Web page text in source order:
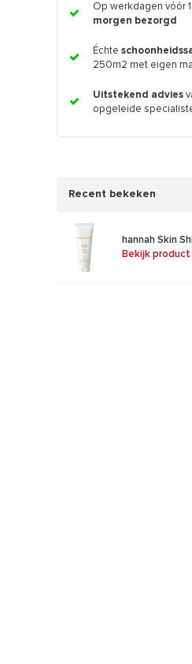
Op werkdagen vóór
morgen bezorgd
Échte
250m2 met eigen
Uitstekend advies
opgeleide
Recent bekeken
hannah Skin
Bekijk product